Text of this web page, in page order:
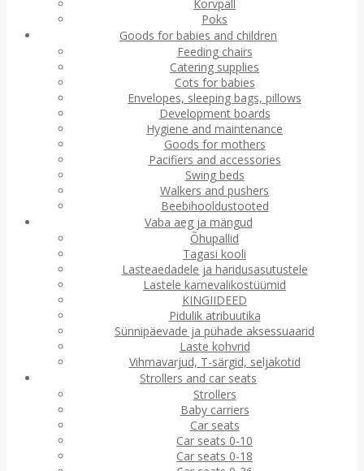
Korvpall
Poks
Goods for babies and children
Feeding chairs
Catering supplies
Cots for babies
Envelopes, sleeping bags, pillows
Development boards
Hygiene and maintenance
Goods for mothers
Pacifiers and accessories
Swing beds
Walkers and pushers
Beebihooldustooted
Vaba aeg ja mängud
Õhupallid
Tagasi kooli
Lasteaedadele ja haridusasutustele
Lastele karnevalikostüümid
KINGIIDEED
Pidulik atribuutika
Sünnipäevade ja pühade aksessuaarid
Laste kohvrid
Vihmavarjud, T-särgid, seljakotid
Strollers and car seats
Strollers
Baby carriers
Car seats
Car seats 0-10
Car seats 0-18